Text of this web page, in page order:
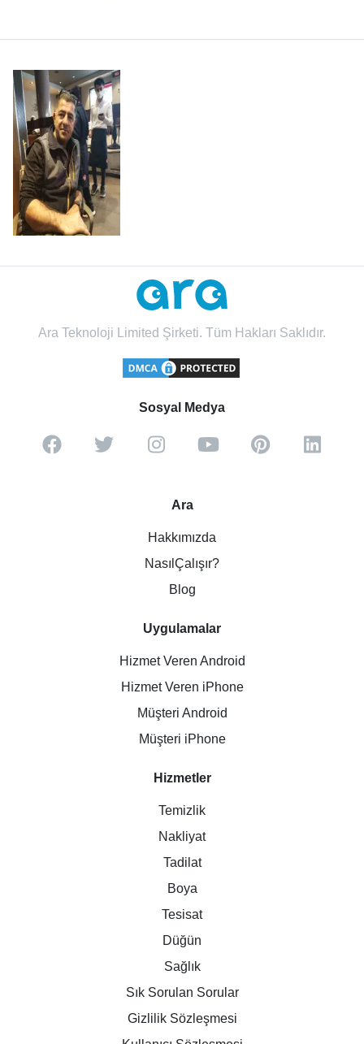
Ara Teknoloji Limited Şirketi. Tüm Hakları Saklıdır.
Sosyal Medya
Ara
Hakkımızda
NasılÇalışır?
Blog
Uygulamalar
Hizmet Veren Android
Hizmet Veren iPhone
Müşteri Android
Müşteri iPhone
Hizmetler
Temizlik
Nakliyat
Tadilat
Boya
Tesisat
Düğün
Sağlık
Sık Sorulan Sorular
Gizlilik Sözleşmesi